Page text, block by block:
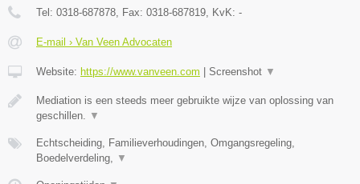
Tel: 0318-687878, Fax: 0318-687819, KvK: -
E-mail › Van Veen Advocaten
Website: https://www.vanveen.com Screenshot ▼
Mediation is een steeds meer gebruikte wijze van oplossing van
geschillen. ▼
Echtscheiding, Familieverhoudingen, Omgangsregeling,
Boedelverdeling, ▼